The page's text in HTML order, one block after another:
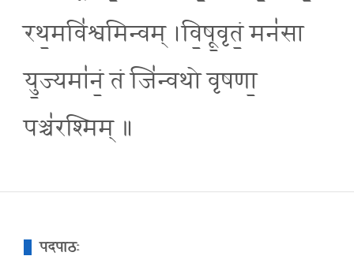
रथ॒मवि॑श्वमिन्वम् ।वि॒षू॒वृतं॒ मन॑सा
यु॒ज्यमा॑नं॒ तं जि॑न्वथो वृषणा॒
पञ्च॑रश्मिम् ॥
पदपाठः